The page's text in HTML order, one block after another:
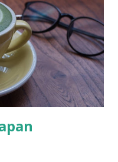
jam 10 saat
gratis jam 3 lebih 10
dan pulang ke
jam itu. Kalau tidak
jauh tidak mungkin